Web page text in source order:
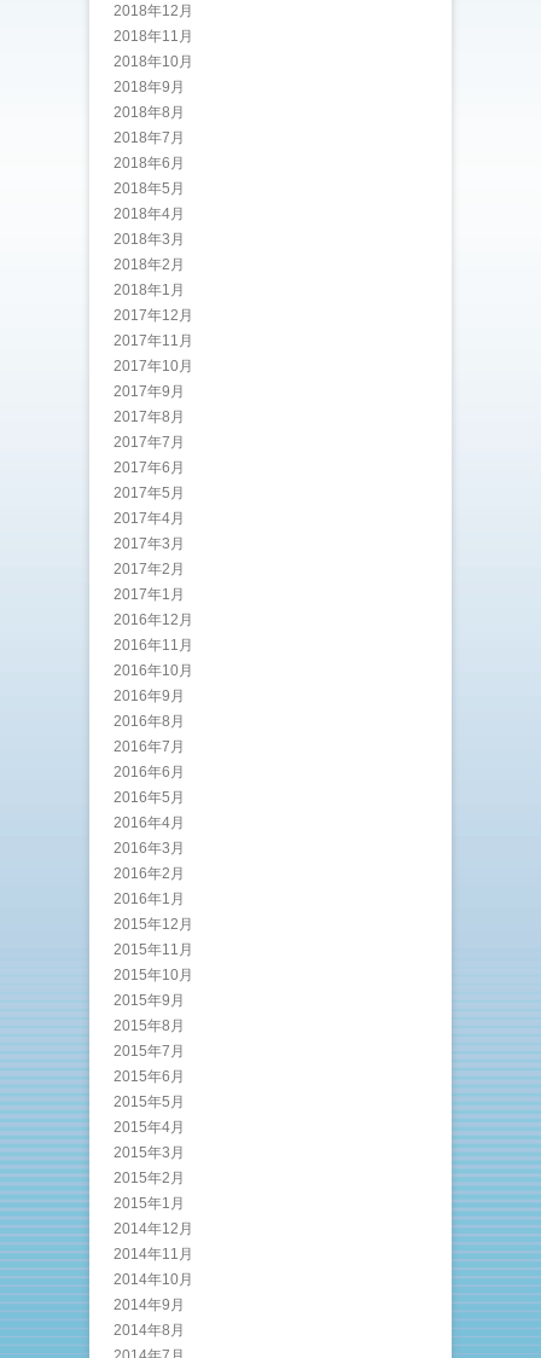
2018年12月
2018年11月
2018年10月
2018年9月
2018年8月
2018年7月
2018年6月
2018年5月
2018年4月
2018年3月
2018年2月
2018年1月
2017年12月
2017年11月
2017年10月
2017年9月
2017年8月
2017年7月
2017年6月
2017年5月
2017年4月
2017年3月
2017年2月
2017年1月
2016年12月
2016年11月
2016年10月
2016年9月
2016年8月
2016年7月
2016年6月
2016年5月
2016年4月
2016年3月
2016年2月
2016年1月
2015年12月
2015年11月
2015年10月
2015年9月
2015年8月
2015年7月
2015年6月
2015年5月
2015年4月
2015年3月
2015年2月
2015年1月
2014年12月
2014年11月
2014年10月
2014年9月
2014年8月